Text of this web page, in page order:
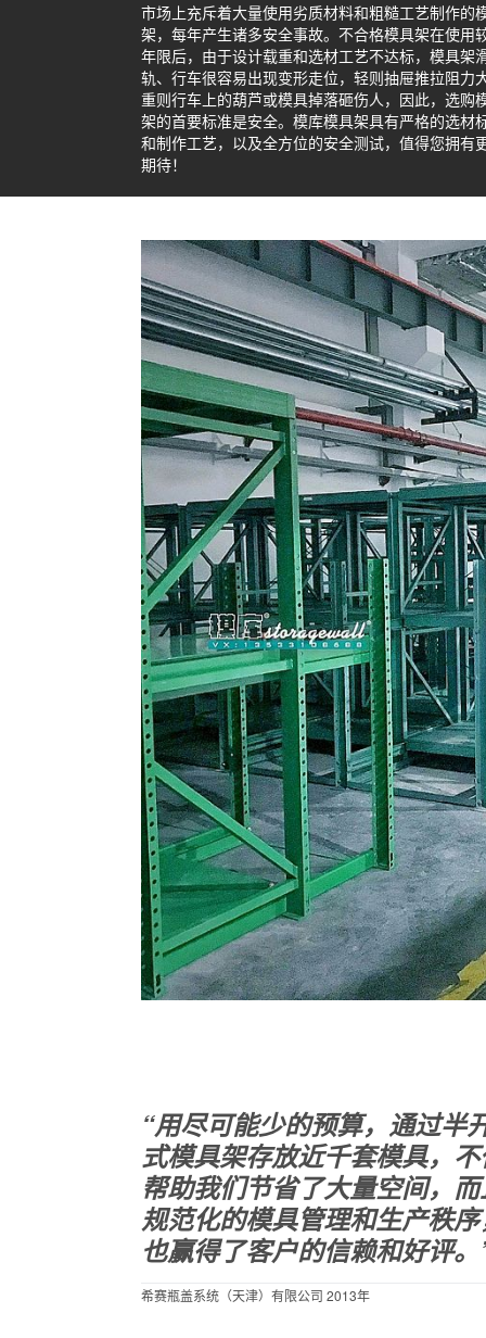
市场上充斥着大量使用劣质材料和粗糙工艺制作的
架，每年产生诸多安全事故。不合格模具架在使用
年限后，由于设计载重和选材工艺不达标，模具架
轨、行车很容易出现变形走位，轻则抽屉推拉阻力
重则行车上的葫芦或模具掉落砸伤人，因此，选购
架的首要标准是安全。模库模具架具有严格的选材
和制作工艺，以及全方位的安全测试，值得您拥有
期待！
“用尽可能少的预算，通过半
式模具架存放近千套模具，
帮助我们节省了大量空间，
规范化的模具管理和生产秩
也赢得了客户的信赖和好评。
希赛瓶盖系统（天津）有限公司 2013年